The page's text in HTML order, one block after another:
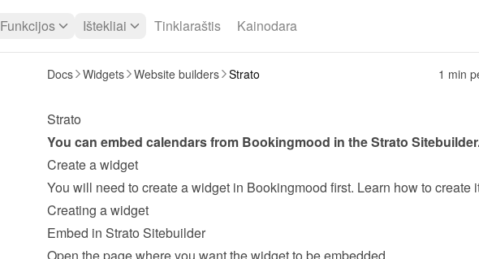
Funkcijos Ištekliai Tinklaraštis Kainodara
Docs Widgets Website builders Strato 1 min
Strato
You can embed calendars from Bookingmood in the Strato Sitebuilder
Create a widget
Creating a widget
Embed in Strato Sitebuilder